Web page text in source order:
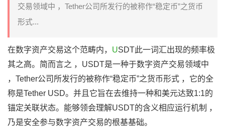
交易领域中 ，Tether公司所发行的被称作“稳定币”之货币
形式...
在数字资产交易这个范畴内， USDT此一词汇出现的频率极
其之高。简而言之 ，USDT是一种于数字资产交易领域中
，Tether公司所发行的被称作“稳定币”之货币形式 ，它的全
称是Tether USD。并且它旨在去维持一种和美元达致1:1的
锚定关联状态。能够领会理解USDT的含义相应运行机制 ，
乃是安全参与数字资产交易的根基基础。